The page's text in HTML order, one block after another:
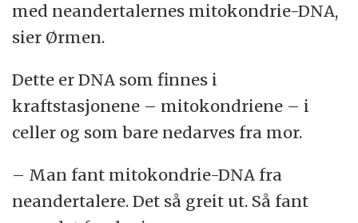
med neandertalernes mitokondrie-DNA,
sier Ørmen.
Dette er DNA som finnes i
kraftstasjonene – mitokondriene – i
celler og som bare nedarves fra mor.
– Man fant mitokondrie-DNA fra
neandertalere. Det så greit ut. Så fant